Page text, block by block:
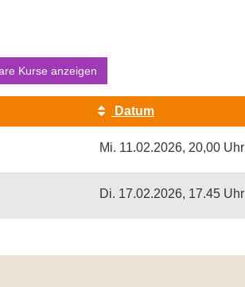
Kurse anzeigen
Datum
Mi. 11.02.2026, 20,00 Uhr
Di. 17.02.2026, 17.45 Uhr